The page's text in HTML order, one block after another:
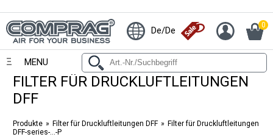
De/De 0
MENU
FILTER FÜR DRUCKLUFTLEITUNGEN
DFF
Produkte Filter für Druckluftleitungen DFF
Filter für Druckluftleitungen
DFF-series-...-P